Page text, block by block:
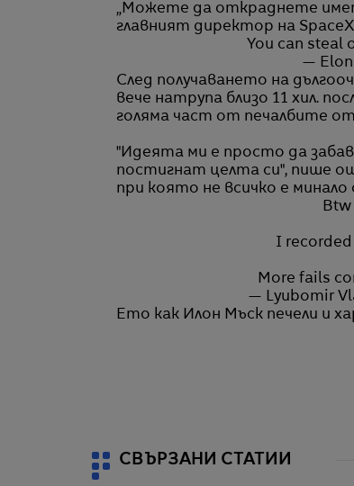
„Можете да откраднете
главният директор на
You can steal
— Elon
След получаването на
вече натрупа близо 11 хил.
голяма част от печалбите
"Идеята ми е просто да
постигнат целта си", пише
при която не всичко е
Btw
I
More fails
— Lyubomir
Ето как Илон Мъск печели и
СВЪРЗАНИ СТАТИИ